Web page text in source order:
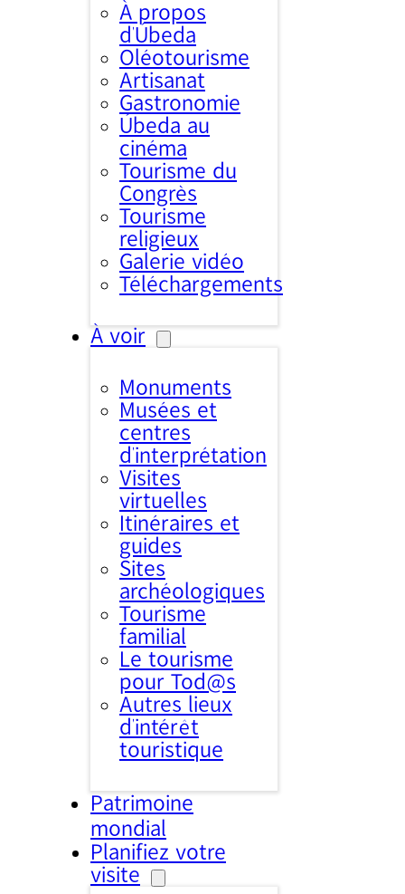
À propos
d’Úbeda
Oléotourisme
Artisanat
Gastronomie
Úbeda au
cinéma
Tourisme du
Congrès
Tourisme
religieux
Galerie vidéo
Téléchargements
À voir
Monuments
Musées et
centres
d’interprétation
Visites
virtuelles
Itinéraires et
guides
Sites
archéologiques
Tourisme
familial
Le tourisme
pour Tod@s
Autres lieux
d'intérêt
touristique
Patrimoine
mondial
Planifiez votre
visite